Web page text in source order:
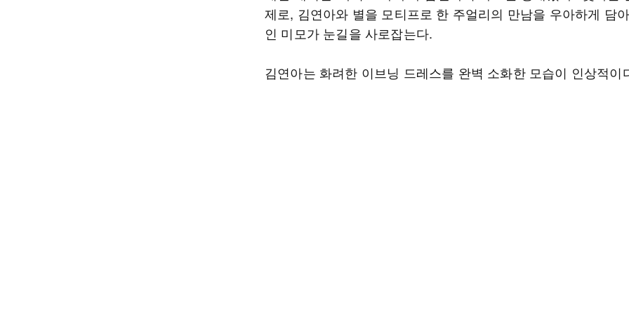
제로, 김연아와 별을 모티프로 한 주얼리의 만남을 우아하게 담
인 미모가 눈길을 사로잡는다.
김연아는 화려한 이브닝 드레스를 완벽 소화한 모습이 인상적이